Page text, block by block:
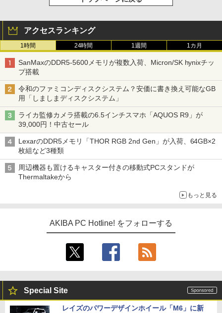
アクセスランキング
1時間 24時間 1週間 1カ月
SanMaxのDDR5-5600メモリが複数入荷、Micron/SK hynixチッ
プ搭載
令和のファミコンディスクシステム？安価に書き換え可能なGB
用「しましまディスクシステム」
ライカ監修カメラ搭載の6.5インチスマホ「AQUOS R9」が
39,000円！中古セール
LexarのDDR5メモリ「THOR RGB 2nd Gen」が入荷、64GB×2
枚組など3種類
周辺機器も置けるキャスター付きの移動式PCスタンドが
Thermaltakeから
もっと見る
AKIBA PC Hotline! をフォローする
Special Site
レイズのパワーデザインホイール「M6」に新